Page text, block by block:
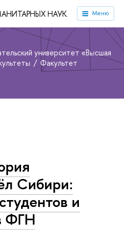
НАУК Меню
университет «Высшая
Факультет
Сибири:
и
ФГН